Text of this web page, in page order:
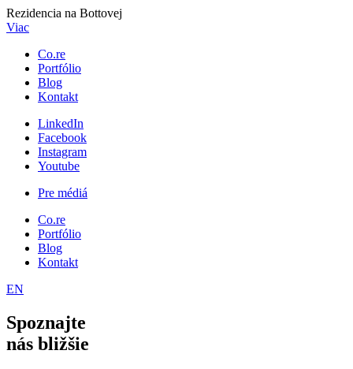
Rezidencia na Bottovej
Viac
Co.re
Portfólio
Blog
Kontakt
LinkedIn
Facebook
Instagram
Youtube
Pre médiá
Co.re
Portfólio
Blog
Kontakt
EN
Spoznajte
nás bližšie